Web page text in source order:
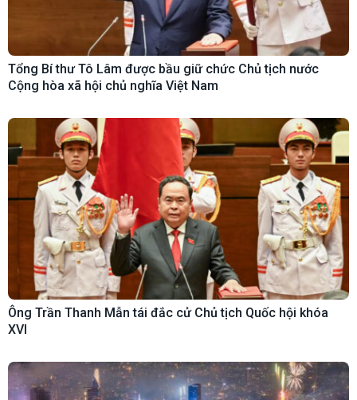
Tổng Bí thư Tô Lâm được bầu giữ chức Chủ tịch nước
Cộng hòa xã hội chủ nghĩa Việt Nam
Ông Trần Thanh Mẫn tái đắc cử Chủ tịch Quốc hội khóa
XVI